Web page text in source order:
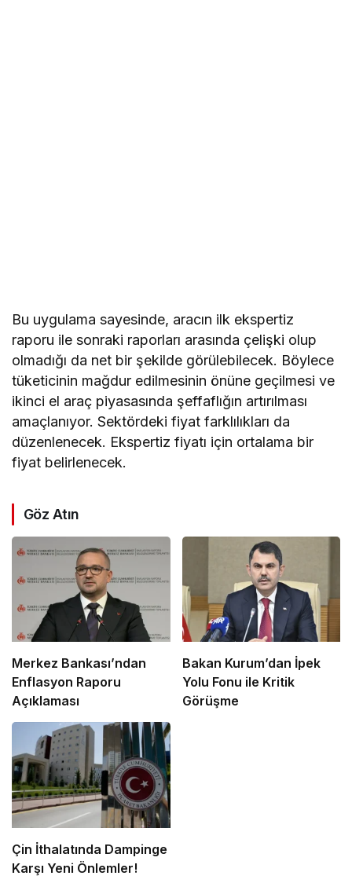
Bu uygulama sayesinde, aracın ilk ekspertiz
raporu ile sonraki raporları arasında çelişki olup
olmadığı da net bir şekilde görülebilecek. Böylece
tüketicinin mağdur edilmesinin önüne geçilmesi ve
ikinci el araç piyasasında şeffaflığın artırılması
amaçlanıyor. Sektördeki fiyat farklılıkları da
düzenlenecek. Ekspertiz fiyatı için ortalama bir
fiyat belirlenecek.
Göz Atın
Merkez Bankası’ndan
Enflasyon Raporu
Açıklaması
Bakan Kurum’dan İpek
Yolu Fonu ile Kritik
Görüşme
Çin İthalatında Dampinge
Karşı Yeni Önlemler!